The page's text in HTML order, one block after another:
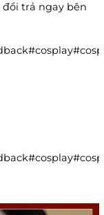
trả ngay bên